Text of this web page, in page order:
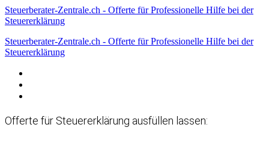
Steuerberater-Zentrale.ch - Offerte für Professionelle Hilfe bei der
Steuererklärung
Steuerberater-Zentrale.ch - Offerte für Professionelle Hilfe bei der
Steuererklärung
Offerte für Steuererklärung ausfüllen lassen: